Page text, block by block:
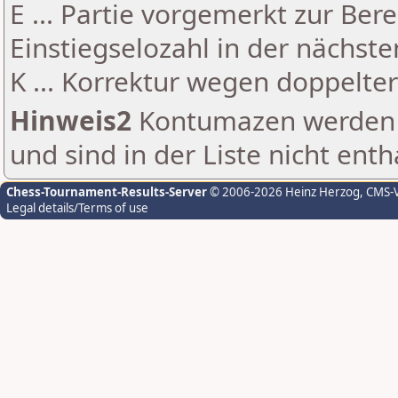
E ... Partie vorgemerkt zur
Einstiegselozahl in der
K ... Korrektur wegen
Hinweis2 Kontumazen
und sind in der Liste nicht
Chess-Tournament-Results-Server© 2006-2026 Heinz Herzog,
Legal details/Terms of use